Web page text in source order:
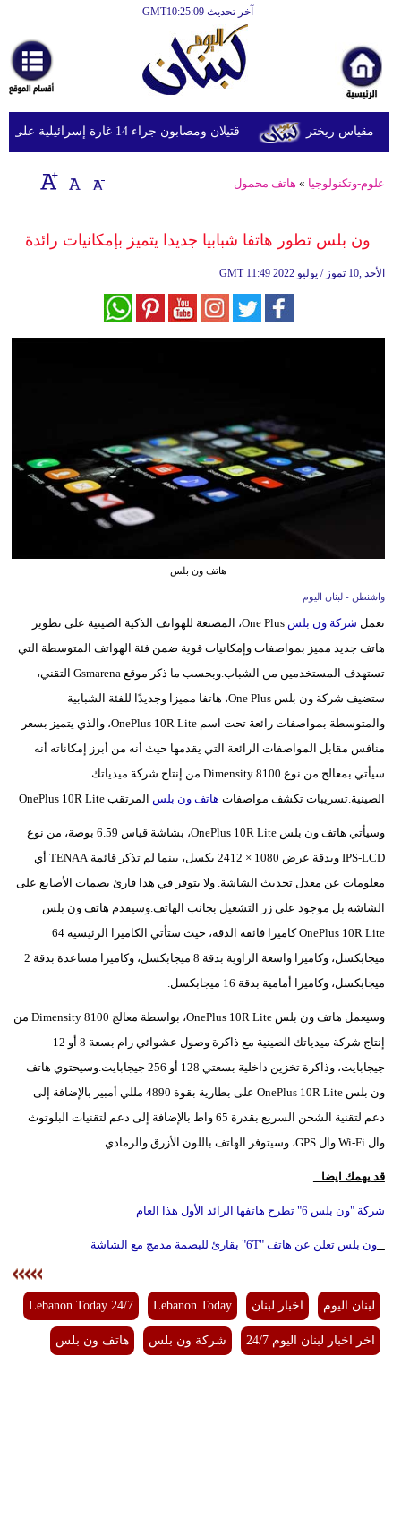
آخر تحديث GMT10:25:09
أخبارعاجلة
رياضة
ثقافة
إقتصاد
وموسيقى
أخبار
أزياء
إسلامية
وتكنولوجيا
أبراج
فيديو
سيارات
قتيلان ومصابون جراء 14 غارة إسرائيلية على شرق وجنوب لبنان
علوم-وتكنولوجيا » هاتف محمول
ون بلس تطور هاتفا شبابيا جديدا يتميز بإمكانيات رائدة
GMT 11:49 2022 الأحد ,10 تموز / يوليو
هاتف ون بلس
واشنطن - لبنان اليوم
تعمل شركة ون بلس
One Plus، المصنعة للهواتف الذكية الصينية على تطوير
هاتف جديد مميز بمواصفات وإمكانيات قوية ضمن فئة الهواتف المتوسطة التي
تستهدف المستخدمين من الشباب.وبحسب ما ذكر موقع Gsmarena التقني،
ستضيف شركة ون بلس One Plus، هاتفا مميزا وجديدًا للفئة الشبابية
والمتوسطة بمواصفات رائعة تحت اسم OnePlus 10R Lite، والذي يتميز بسعر
منافس مقابل المواصفات الرائعة التي يقدمها حيث أنه من أبرز إمكاناته أنه
سيأتي بمعالج من نوع Dimensity 8100 من إنتاج شركة ميدياتك
الصينية.تسريبات تكشف مواصفات هاتف ون بلس المرتقب OnePlus 10R Lite
وسيأتي هاتف ون بلس OnePlus 10R Lite، بشاشة قياس 6.59 بوصة، من نوع
IPS-LCD وبدقة عرض 1080 × 2412 بكسل، بينما لم تذكر قائمة TENAA أي
معلومات عن معدل تحديث الشاشة. ولا يتوفر في هذا قارئ بصمات الأصابع على
الشاشة بل موجود على زر التشغيل بجانب الهاتف.وسيقدم هاتف ون بلس
OnePlus 10R Lite كاميرا فائقة الدقة، حيث ستأتي الكاميرا الرئيسية 64
ميجابكسل، وكاميرا واسعة الزاوية بدقة 8 ميجابكسل، وكاميرا مساعدة بدقة 2
ميجابكسل، وكاميرا أمامية بدقة 16 ميجابكسل.
وسيعمل هاتف ون بلس OnePlus 10R Lite، بواسطة معالج Dimensity 8100 من
إنتاج شركة ميدياتك الصينية مع ذاكرة وصول عشوائي رام بسعة 8 أو 12
جيجابايت، وذاكرة تخزين داخلية بسعتي 128 أو 256 جيجابايت.وسيحتوي هاتف
ون بلس OnePlus 10R Lite على بطارية بقوة 4890 مللي أمبير بالإضافة إلى
دعم لتقنية الشحن السريع بقدرة 65 واط بالإضافة إلى دعم لتقنيات البلوتوث
وال Wi-Fi وال GPS، وسيتوفر الهاتف باللون الأزرق والرمادي.
قد يهمك ايضا
شركة "ون بلس 6" تطرح هاتفها الرائد الأول هذا العام
ون بلس تعلن عن هاتف "6T" بقارئ للبصمة مدمج مع الشاشة
لبنان اليوم اخبار لبنان Lebanon Today
Lebanon Today 24/7
اخر اخبار لبنان اليوم 24/7 شركة ون بلس هاتف ون بلس